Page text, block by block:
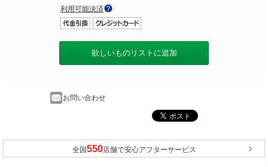
利用可能決済
欲しいものリストに追加
お問い合わせ
全国 店舗で安心アフターサービス